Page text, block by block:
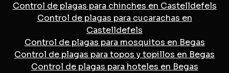
Control de plagas para chinches en Castelldefels
Control de plagas para cucarachas en
Castelldefels
Control de plagas para mosquitos en Begas
Control de plagas para topos y topillos en Begas
Control de plagas para hoteles en Begas